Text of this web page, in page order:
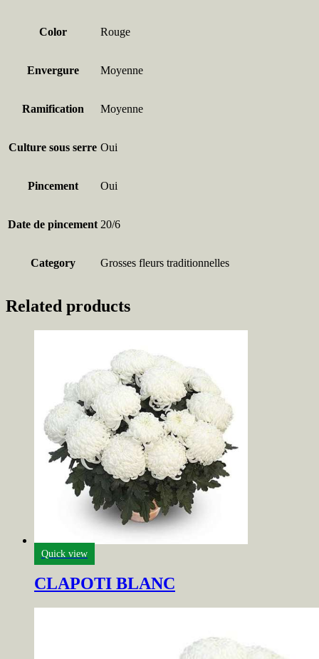
Color Rouge
Envergure Moyenne
Ramification Moyenne
Culture sous serre Oui
Pincement Oui
Date de pincement 20/6
Category Grosses fleurs traditionnelles
Related products
Quick view
CLAPOTI BLANC